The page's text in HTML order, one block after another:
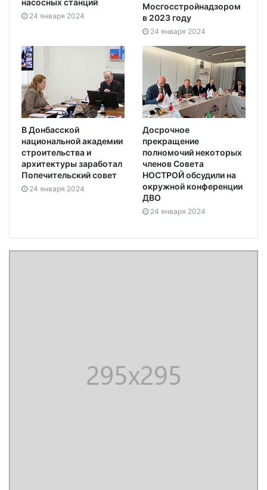
24 января 2024
Мосгосстройнадзором
в 2023 году
24 января 2024
В Донбасской
национальной академии
строительства и
архитектуры заработал
Попечительский совет
24 января 2024
Досрочное
прекращение
полномочий некоторых
членов Совета
НОСТРОЙ обсудили на
окружной конференции
ДВО
24 января 2024